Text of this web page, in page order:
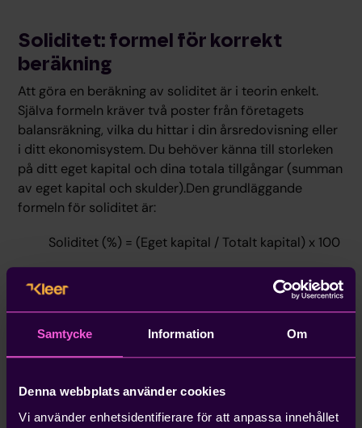
Samtycke Information Om
Denna webbplats använder cookies
Vi använder enhetsidentifierare för att anpassa innehållet
Soliditet: formel för korrekt
beräkning
Att göra en beräkning av soliditet är i teorin enkelt.
Själva formeln kräver två poster från företagets
balansräkning, vilka du hittar i din årsredovisning eller
i ditt ekonomisystem. Du behöver känna till storleken
på ditt eget kapital och dina totala tillgångar (summan
av eget kapital och skulder).Den grundläggande
formeln för soliditet är:
Soliditet (%) = (Eget kapital / Totalt kapital) x 100
Men för att få en mer rättvisande bild av företagets
verkliga ställning används ofta en justerad soliditet.
Detta är särskilt relevant i Sverige där många bolag
använder obeskattade reserver som en del av sin
skatteplanering. Dessa reserver består av vinst som
mellan eget kapital och en latent skatteskuld.